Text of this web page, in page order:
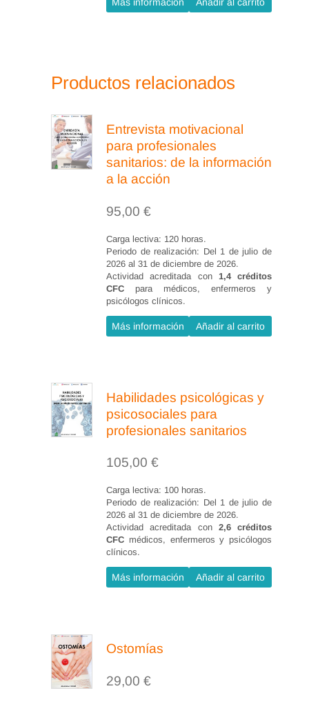
de valoración nutricional del
cintura/cadera.
obesidad según IMC.
Diferenciarlos distintos
métodos de valoración
cuantitativa de la ingesta.
Nombrar las distintas variables
la valoración subjetiva global.
Valoración clínica.
Datos antropométricos y
bioquímicos.
Valoración subjetiva global.
Los planes de alimentación.
Establecer diferencias entre los
3 tipos de alimentación
explicados.
Saber las ventajas e
inconvenientes de cada uno
de los planes de alimentación.
Saber las indicaciones y
uno de los planes.
Planes de alimentación no
calculados.
Planes de alimentación
Productos relacionados
Entrevista motivacional
para profesionales
sanitarios: de la información
a la acción
95,00 €
Carga lectiva: 120 horas.
Periodo de realización: Del 1 de julio de
2026 al 31 de diciembre de 2026.
Actividad acreditada con 1,4 créditos
CFC para médicos, enfermeros y
psicólogos clínicos.
Más información Añadir al carrito
Habilidades psicológicas y
psicosociales para
profesionales sanitarios
105,00 €
Carga lectiva: 100 horas.
Periodo de realización: Del 1 de julio de
2026 al 31 de diciembre de 2026.
Actividad acreditada con 2,6 créditos
CFC médicos, enfermeros y psicólogos
clínicos.
Más información Añadir al carrito
Ostomías
29,00 €